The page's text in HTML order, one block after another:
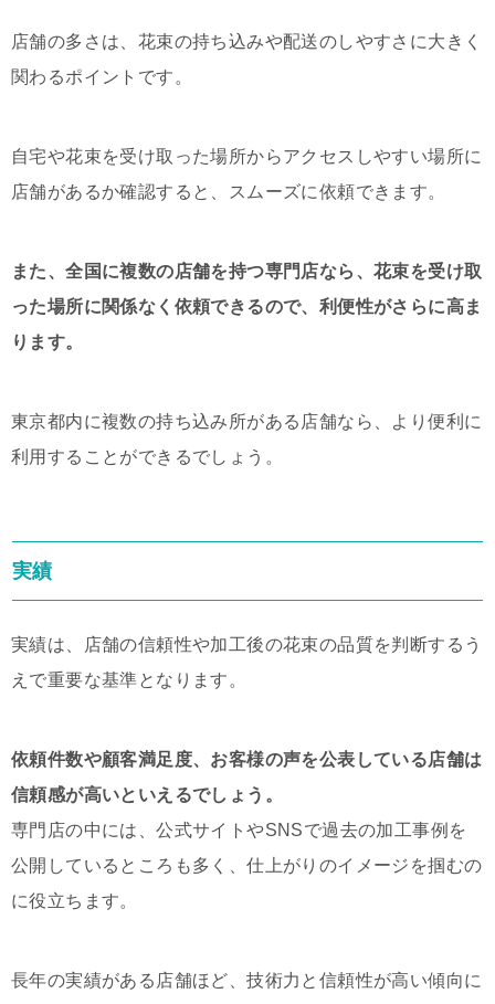
店舗の多さは、花束の持ち込みや配送のしやすさに大きく
関わるポイントです。
自宅や花束を受け取った場所からアクセスしやすい場所に
店舗があるか確認すると、スムーズに依頼できます。
また、全国に複数の店舗を持つ専門店なら、花束を受け取
った場所に関係なく依頼できるので、利便性がさらに高ま
ります。
東京都内に複数の持ち込み所がある店舗なら、より便利に
利用することができるでしょう。
実績
実績は、店舗の信頼性や加工後の花束の品質を判断するう
えで重要な基準となります。
依頼件数や顧客満足度、お客様の声を公表している店舗は
信頼感が高いといえるでしょう。
専門店の中には、公式サイトやSNSで過去の加工事例を
公開しているところも多く、仕上がりのイメージを掴むの
に役立ちます。
長年の実績がある店舗ほど、技術力と信頼性が高い傾向に